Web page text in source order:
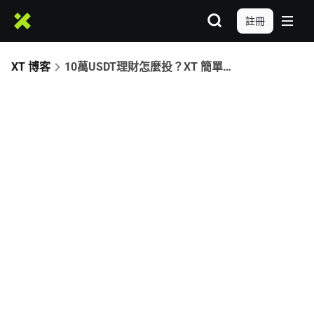
註冊
XT 博客 10萬USDT理財怎麼投？XT 簡單賺幣助您穩健實現10%+被動收益